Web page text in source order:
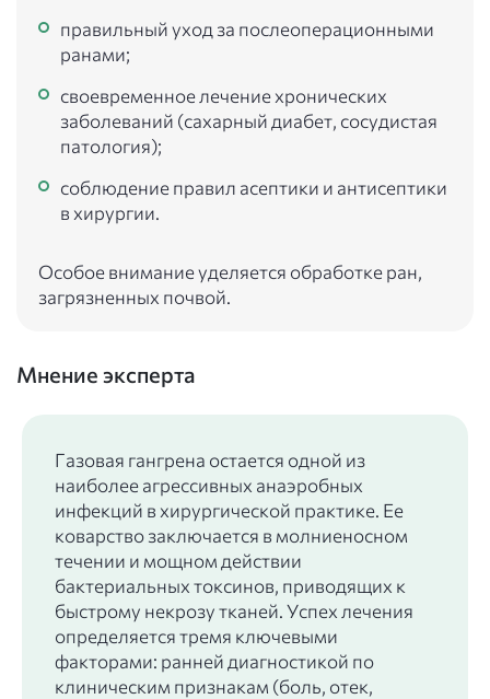
правильный уход за послеоперационными
ранами;
своевременное лечение хронических
заболеваний (сахарный диабет, сосудистая
патология);
соблюдение правил асептики и антисептики
в хирургии.
Особое внимание уделяется обработке ран,
загрязненных почвой.
Мнение эксперта
Газовая гангрена остается одной из
наиболее агрессивных анаэробных
инфекций в хирургической практике. Ее
коварство заключается в молниеносном
течении и мощном действии
бактериальных токсинов, приводящих к
быстрому некрозу тканей. Успех лечения
определяется тремя ключевыми
факторами: ранней диагностикой по
клиническим признакам (боль, отек,